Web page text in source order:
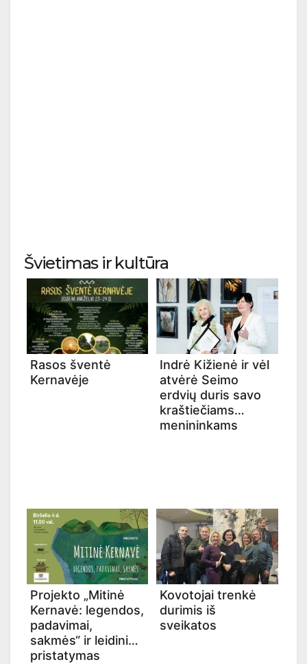
Švietimas ir kultūra
Rasos šventė
Kernavėje
Indrė Kižienė ir vėl
atvėrė Seimo
erdvių duris savo
kraštiečiams
menininkams
Projekto „Mitinė
Kernavė: legendos,
padavimai,
sakmės“ ir leidinio
pristatymas
Kovotojai trenkė
durimis iš
sveikatos